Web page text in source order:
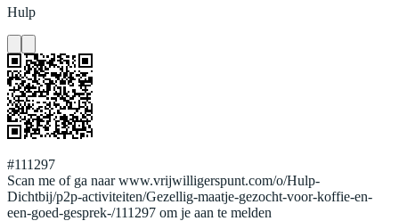
Hulp
#111297
Scan me of ga naar www.vrijwilligerspunt.com/o/Hulp-
Dichtbij/p2p-activiteiten/Gezellig-maatje-gezocht-voor-koffie-en-
een-goed-gesprek-/111297 om je aan te melden